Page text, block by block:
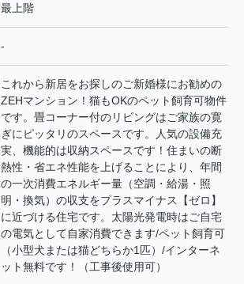
最上階
-
これから新居をお探しのご新婚様にお勧めの
ZEHマンション！猫もOKのペット飼育可物件
です。畳コーナー付のリビングはご家族の寛
ぎにピッタリのスペースです。人気の設備充
実、機能的は収納スペースです！住まいの断
熱性・省エネ性能を上げることにより、年間
の一次消費エネルギー量（空調・給湯・照
明・換気）の収支をプラスマイナス【ゼロ】
に近づける住宅です。太陽光発電時はご自宅
の電気として自家消費できます/ペット飼育可
（小型犬または猫どちらか1匹）/インターネ
ット無料です！（工事後使用可）